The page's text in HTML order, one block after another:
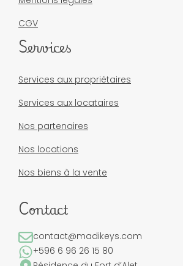
CGV
Services
Services aux propriétaires
Services aux locataires
Nos partenaires
Nos locations
Nos biens à la vente
Contact
contact@madikeys.com
+596 6 96 26 15 80